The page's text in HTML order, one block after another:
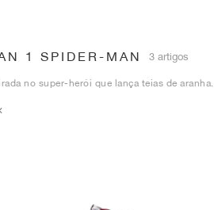
1 SPIDER-MAN 3 artigos
no super-herói que lança teias de aranha.